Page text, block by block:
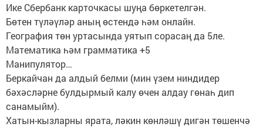
Ике Сбербанк карточкасы шуңа бөркетелгән.
Бөтен түләүләр аның өстендә һәм онлайн.
География төн уртасында уятып сорасаң да 5ле.
Математика һәм грамматика +5
Манипулятор…
Беркайчан да алдый белми (мин үзем ниндидер
бәхәсләрне булдырмый калу өчен алдау гөнаһ дип
санамыйм).
Хатын-кызларны ярата, ләкин көнләшү дигән төшенчә